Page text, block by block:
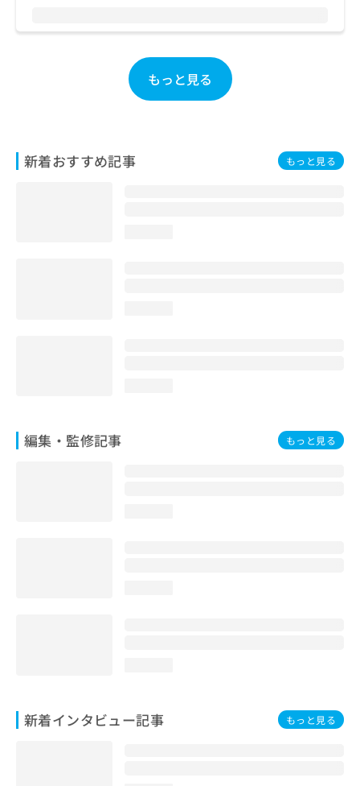
もっと見る
新着おすすめ記事 もっと見る
編集・監修記事 もっと見る
新着インタビュー記事 もっと見る
ら